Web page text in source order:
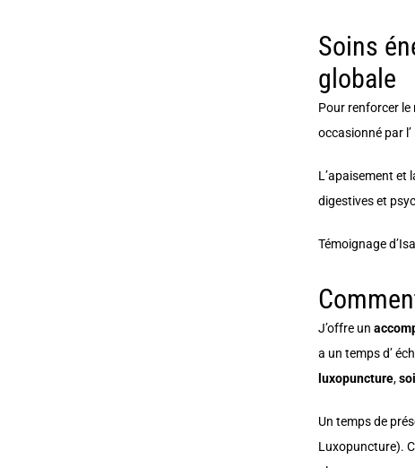
Soins
globale
Pour renforcer le
occasionné par
L’apaisement et
digestives et
Témoignage
J’offre un
a un temps d’
luxopuncture,
Un temps de
Luxopuncture).